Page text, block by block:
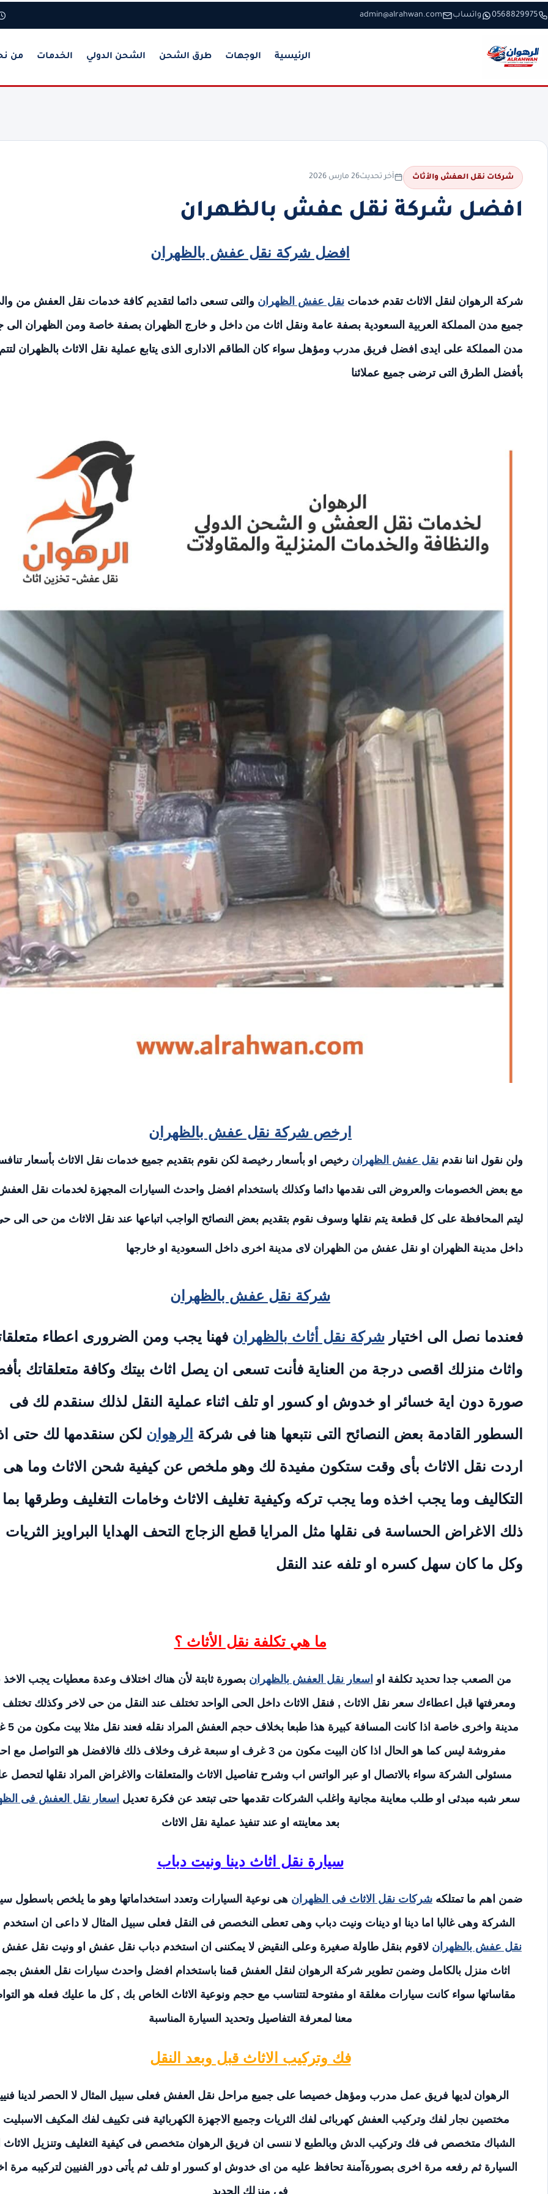
تخطَّ إلى المحتوى
0568829975 واتساب admin@alrahwan.com
الرئيسية الوجهات طرق الشحن الشحن الدولي الخدمات من
شركات نقل العفش والأثاث آخر تحديث26 مارس 2026
افضل شركة نقل عفش بالظهران
افضل شركة نقل عفش بالظهران
شركة الرهوان لنقل الاثاث تقدم خدماتنقل عفش الظهران والتى تسعى دائما لتقديم كافة خدمات نقل العفش من
جميع مدن المملكة العربية السعودية بصفة عامة ونقل اثاث من داخل و خارج الظهران بصفة خاصة ومن الظهران الى
مدن المملكة على ايدى افضل فريق مدرب ومؤهل سواء كان الطاقم الادارى الذى يتابع عملية نقل الاثاث بالظهران
بأفضل الطرق التى ترضى جميع عملائنا
ارخص شركة نقل عفش بالظهران
ولن نقول اننا نقدمنقل عفش الظهران رخيص او بأسعار رخيصة لكن نقوم بتقديم جميع خدمات نقل الاثاث بأسعار
مع بعض الخصومات والعروض التى نقدمها دائما وكذلك باستخدام افضل واحدث السيارات المجهزة لخدمات نقل
ليتم المحافظة على كل قطعة يتم نقلها وسوف نقوم بتقديم بعض النصائح الواجب اتباعها عند نقل الاثاث من حى الى
داخل مدينة الظهران او نقل عفش من الظهران لاى مدينة اخرى داخل السعودية او خارجها
شركة نقل عفش بالظهران
فعندما نصل الى اختيارشركة نقل أثاث بالظهران فهنا يجب ومن الضرورى اعطاء
واثاث منزلك اقصى درجة من العناية فأنت تسعى ان يصل اثاث بيتك وكافة متعلقاتك
صورة دون اية خسائر او خدوش او كسور او تلف اثناء عملية النقل لذلك سنقدم لك فى
السطور القادمة بعض النصائح التى نتبعها هنا فى شركة الرهوان لكن سنقدمها لك حتى
اردت نقل الاثاث بأى وقت ستكون مفيدة لك وهو ملخص عن كيفية شحن الاثاث وما هى
التكاليف وما يجب اخذه وما يجب تركه وكيفية تغليف الاثاث وخامات التغليف وطرقها
ذلك الاغراض الحساسة فى نقلها مثل المرايا قطع الزجاج التحف الهدايا البراويز الثريات
وكل ما كان سهل كسره او تلفه عند النقل
ما هي تكلفة نقل الأثاث ؟
من الصعب جدا تحديد تكلفة او اسعار نقل العفش بالظهران بصورة ثابتة لأن هناك اختلاف وعدة معطيات يجب الاخذ
ومعرفتها قبل اعطاءك سعر نقل الاثاث , فنقل الاثاث داخل الحى الواحد تختلف عند النقل من حى لاخر وكذلك تختلف
مدينة واخرى
مفروشة ليس كما هو الحال اذا كان البيت مكون من 3 غرف او سبعة غرف وخلاف ذلك فالافضل هو التواصل مع
مسئولى الشركة سواء بالاتصال او عبر الواتس اب وشرح تفاصيل الاثاث والمتعلقات والاغراض المراد نقلها لتحصل
سعر شبه مبدئى او طلب معاينة مجانية واغلب الشركات تقدمها حتى تبتعد عن فكرة تعديل اسعار نقل العفش فى
بعد معاينته او عند تنفيذ عملية نقل الاثاث
سيارة نقل اثاث دينا ونيت دباب
ضمن اهم ما تمتلكه شركات نقل الاثاث فى الظهران هى نوعية السيارات وتعدد استخداماتها وهو ما يلخص باسطول
الشركة وهى غالبا اما دينا او دينات ونيت دباب وهى تعطى النخصص فى النقل فعلى سبيل المثال لا داعى ان استخدم
نقل عفش بالظهران لاقوم بنقل طاولة صغيرة وعلى النقيض لا يمكننى ان استخدم دباب نقل عفش او ونيت نقل عفش
اثاث منزل بالكامل وضمن تطوير شركة الرهوان لنقل العفش قمنا باستخدام افضل واحدث سيارات نقل العفش
مقاساتها سواء كانت سيارات مغلقة او مفتوحة لتتناسب مع حجم ونوعية الاثاث الخاص بك , كل ما عليك فعله هو
معنا لمعرفة التفاصيل وتحديد السيارة المناسبة
فك وتركيب الاثاث قبل وبعد النقل
الرهوان لديها فريق عمل مدرب ومؤهل خصيصا على جميع مراحل نقل العفش فعلى سبيل المثال لا الحصر لدينا
مختصين نجار لفك وتركيب العفش كهربائى لفك الثريات وجميع الاجهزة الكهربائية فنى تكييف لفك المكيف الاسبليت
الشباك متخصص فى فك وتركيب الدش وبالطبع لا ننسى ان فريق الرهوان متخصص فى كيفية التغليف وتنزيل الاثاث
السيارة ثم رفعه مرة اخرى بصورةآمنة تحافظ عليه من اى خدوش او كسور او تلف ثم يأتى دور الفنيين لتركيبه مرة
فى منزلك الجديد